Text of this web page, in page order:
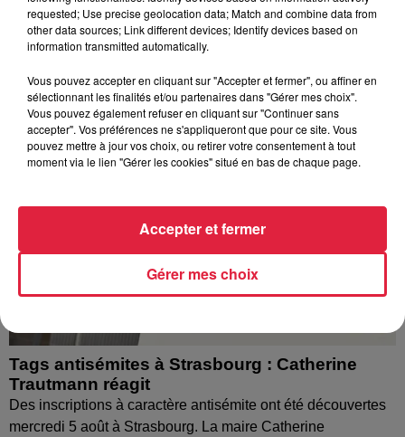
l’eau brune s’écouler de leurs robinets. Face aux
nombreuses interrogations, la municipalité a pris...
Tags antisémites à Strasbourg : Catherine
Trautmann réagit
Des inscriptions à caractère antisémite ont été découvertes
mercredi 5 août à Strasbourg. La maire Catherine
requested; Use precise geolocation data; Match and combine data from
other data sources; Link different devices; Identify devices based on
information transmitted automatically.
Vous pouvez accepter en cliquant sur "Accepter et fermer", ou affiner en
sélectionnant les finalités et/ou partenaires dans "Gérer mes choix".
Vous pouvez également refuser en cliquant sur "Continuer sans
accepter". Vos préférences ne s'appliqueront que pour ce site. Vous
pouvez mettre à jour vos choix, ou retirer votre consentement à tout
moment via le lien "Gérer les cookies" situé en bas de chaque page.
Gérer mes choix
Accepter et fermer